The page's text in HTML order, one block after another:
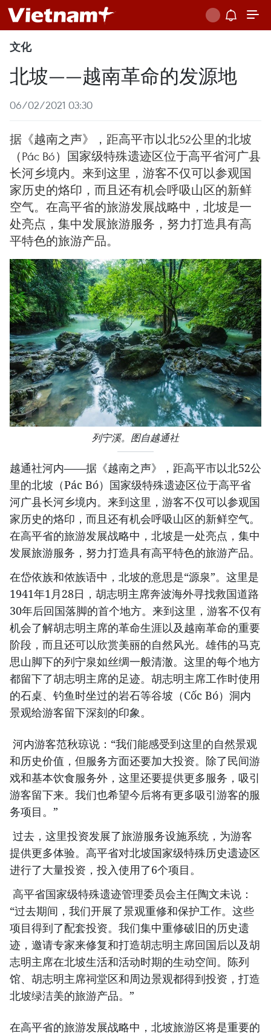
文化
北坡——越南革命的发源地
06/02/2021 03:30
据《越南之声》，距高平市以北52公里的北坡
（Pác Bó）国家级特殊遗迹区位于高平省河广县
长河乡境内。来到这里，游客不仅可以参观国
家历史的烙印，而且还有机会呼吸山区的新鲜
空气。在高平省的旅游发展战略中，北坡是一
处亮点，集中发展旅游服务，努力打造具有高
平特色的旅游产品。 ​
列宁溪。图自越通社
越通社河内——据《越南之声》，距高平市以北52公
里的北坡（Pác Bó）国家级特殊遗迹区位于高平省
河广县长河乡境内。来到这里，游客不仅可以参观国
家历史的烙印，而且还有机会呼吸山区的新鲜空气。
在高平省的旅游发展战略中，北坡是一处亮点，集中
发展旅游服务，努力打造具有高平特色的旅游产品。
在岱依族和侬族语中，北坡的意思是“源泉”。这里是
1941年1月28日，胡志明主席奔波海外寻找救国道路
30年后回国落脚的首个地方。来到这里，游客不仅有
机会了解胡志明主席的革命生涯以及越南革命的重要
阶段，而且还可以欣赏美丽的自然风光。雄伟的马克
思山脚下的列宁泉如丝绸一般清澈。这里的每个地方
都留下了胡志明主席的足迹。胡志明主席工作时使用
的石桌、钓鱼时坐过的岩石等谷坡（Cốc Bó）洞内
景观给游客留下深刻的印象。
河内游客范秋琼说：“我们能感受到这里的自然景观
和历史价值，但服务方面还要加大投资。除了民间游
戏和基本饮食服务外，这里还要提供更多服务，吸引
游客留下来。我们也希望今后将有更多吸引游客的服
务项目。”
过去，这里投资发展了旅游服务设施系统，为游客
提供更多体验。高平省对北坡国家级特殊历史遗迹区
进行了大量投资，投入使用了6个项目。
高平省国家级特殊遗迹管理委员会主任陶文未说：
“过去期间，我们开展了景观重修和保护工作。这些
项目得到了配套投资。我们集中重修破旧的历史遗
迹，邀请专家来修复和打造胡志明主席回国后以及胡
志明主席在北坡生活和活动时期的生动空间。陈列
馆、胡志明主席祠堂区和周边景观都得到投资，打造
北坡绿洁美的旅游产品。”
在高平省的旅游发展战略中，北坡旅游区将是重要的